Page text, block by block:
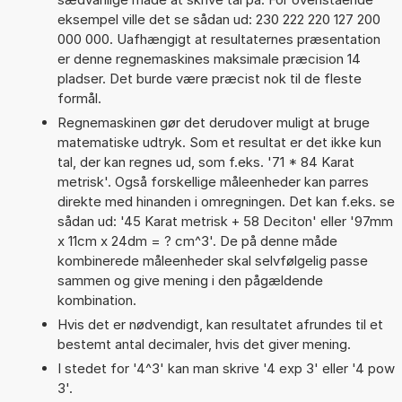
eksempel ville det se sådan ud: 230 222 220 127 200
000 000. Uafhængigt at resultaternes præsentation
er denne regnemaskines maksimale præcision 14
pladser. Det burde være præcist nok til de fleste
formål.
Regnemaskinen gør det derudover muligt at bruge
matematiske udtryk. Som et resultat er det ikke kun
tal, der kan regnes ud, som f.eks. '71 * 84 Karat
metrisk'. Også forskellige måleenheder kan parres
direkte med hinanden i omregningen. Det kan f.eks. se
sådan ud: '45 Karat metrisk + 58 Deciton' eller '97mm
x 11cm x 24dm = ? cm^3'. De på denne måde
kombinerede måleenheder skal selvfølgelig passe
sammen og give mening i den pågældende
kombination.
Hvis det er nødvendigt, kan resultatet afrundes til et
bestemt antal decimaler, hvis det giver mening.
I stedet for '4^3' kan man skrive '4 exp 3' eller '4 pow
3'.